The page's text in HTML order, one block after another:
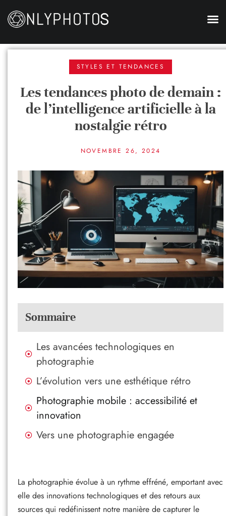
STYLES ET TENDANCES
Les tendances photo de demain :
de l’intelligence artificielle à la
nostalgie rétro
NOVEMBRE 26, 2024
Sommaire
Les avancées technologiques en
photographie
L’évolution vers une esthétique rétro
Photographie mobile : accessibilité et
innovation
Vers une photographie engagée
La photographie évolue à un rythme effréné, emportant avec
elle des innovations technologiques et des retours aux
sources qui redéfinissent notre manière de capturer le